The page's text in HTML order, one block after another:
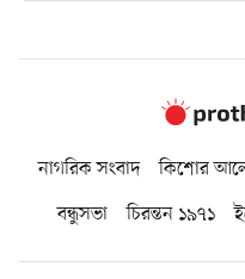
নাগরিক সংবাদ কিশোর
বন্ধুসভা
চিরন্তন ১৯৭১